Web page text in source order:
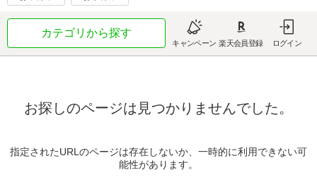
カテゴリから探す
キャンペーン 楽天会員登録 ログイン
お探しのページは見つかりませんでした。
指定されたURLのページは存在しないか、一時的に利用できない可
能性があります。